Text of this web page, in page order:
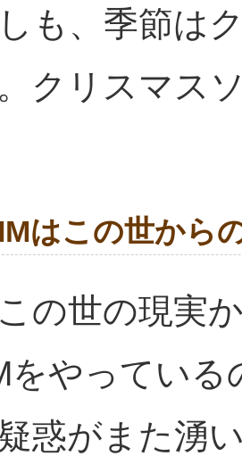
も、季節は
クリスマス
はこの世から
の世の現実
をやっている
惑がまた湧